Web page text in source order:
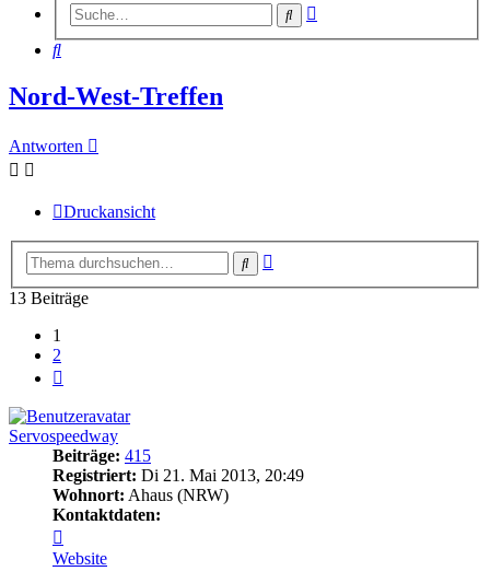
Suche
Suche
Nord-West-Treffen
Antworten
Druckansicht
Suche
13 Beiträge
1
2
Servospeedway
Beiträge: 415
Registriert: Di 21. Mai 2013, 20:49
Wohnort: Ahaus (NRW)
Kontaktdaten:
von
Servospeedway
Website